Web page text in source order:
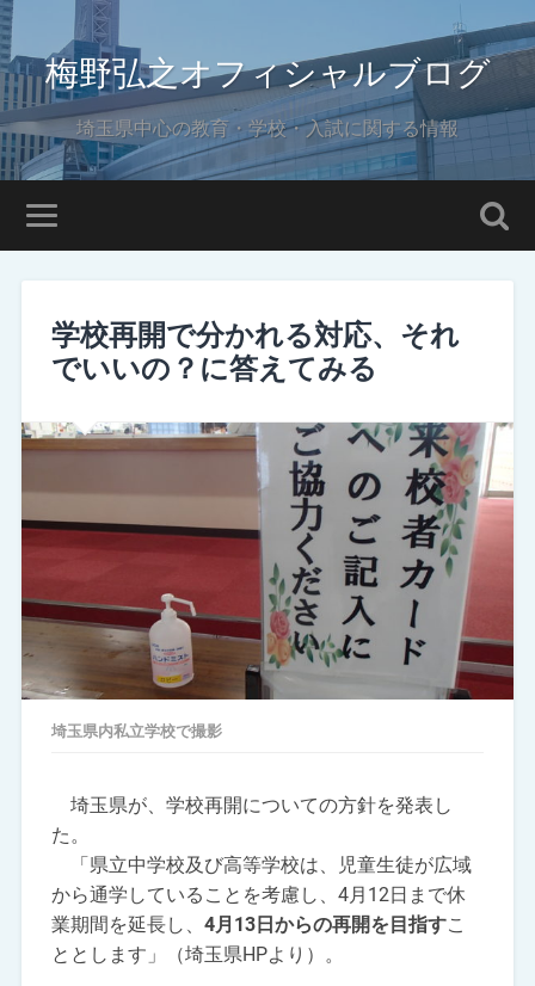
梅野弘之オフィシャルブログ
埼玉県中心の教育・学校・入試に関する情報
学校再開で分かれる対応、それ
でいいの？に答えてみる
埼玉県内私立学校で撮影
埼玉県が、学校再開についての方針を発表し
た。
「県立中学校及び高等学校は、児童生徒が広域
から通学していることを考慮し、4月12日まで休
業期間を延長し、 4月13日からの再開を目指すこ
ととします」（埼玉県HPより）。